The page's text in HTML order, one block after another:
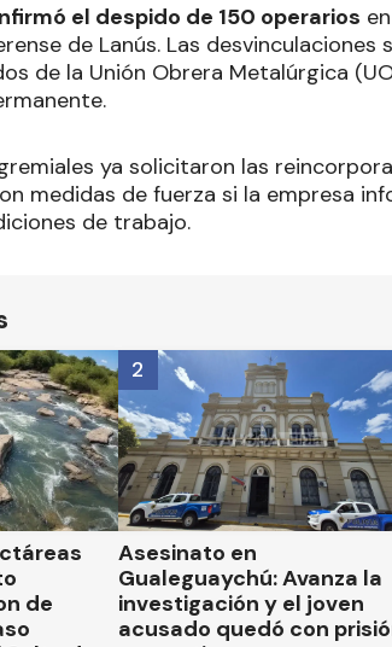
el despido de 150 operarios
de Lanús. Las
de la Unión Obrera Metalúrgica
ya solicitaron las
medidas de fuerza si la empresa
de trabajo.
de
Asesinato en
Gualeguaychú: Avanza la
investigación y el joven
acusado quedó con
2